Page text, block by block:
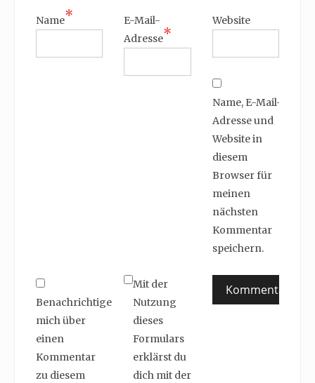
Name*
E-Mail-
Adresse*
Website
Name, E-Mail-
Adresse und
Website in
diesem
Browser für
meinen
nächsten
Kommentar
speichern.
Benachrichtige
mich über
einen
Kommentar
zu diesem
Mit der
Nutzung
dieses
Formulars
erklärst du
dich mit der